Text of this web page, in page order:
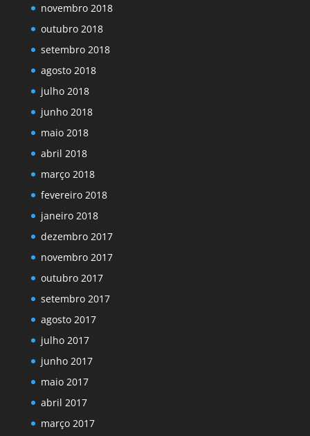
novembro 2018
outubro 2018
setembro 2018
agosto 2018
julho 2018
junho 2018
maio 2018
abril 2018
março 2018
fevereiro 2018
janeiro 2018
dezembro 2017
novembro 2017
outubro 2017
setembro 2017
agosto 2017
julho 2017
junho 2017
maio 2017
abril 2017
março 2017